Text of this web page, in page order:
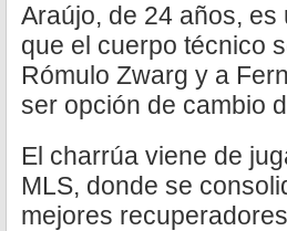
Araújo, de 24 años,
que el cuerpo técnico
Rómulo Zwarg y a
ser opción de cambio
El charrúa viene de
MLS, donde se
mejores